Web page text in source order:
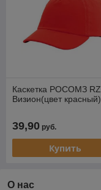
Каскетка РОСОМЗ RZ
Визион(цвет красный)
39,90 руб.
Купить
О нас